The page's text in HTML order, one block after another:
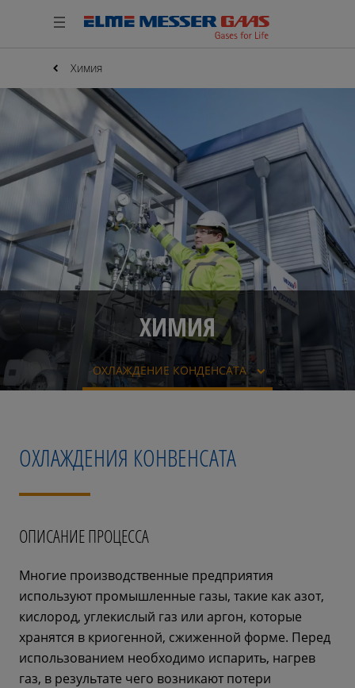
Химия
ХИМИЯ
ОХЛАЖДЕНИЕ КОНДЕНСАТА
ОХЛАЖДЕНИЯ КОНВЕНСАТА
ОПИСАНИЕ ПРОЦЕССА
Многие производственные предприятия
используют промышленные газы, такие как азот,
кислород, углекислый газ или аргон, которые
хранятся в криогенной, сжиженной форме. Перед
использованием необходимо испарить, нагрев
газ, в результате чего возникают потери